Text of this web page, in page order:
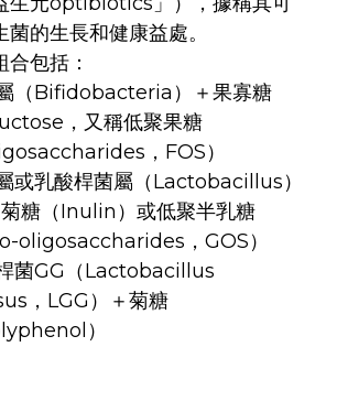
的生長和健康益處。
包括：
（Bifidobacteria）＋果寡糖
，又稱低聚果糖
，FOS）
或乳酸桿菌屬（Lactobacillus）
菊糖（Inulin）或低聚半乳糖
oligosaccharides，GOS）
菌GG（Lactobacillus
，LGG）＋菊糖
）